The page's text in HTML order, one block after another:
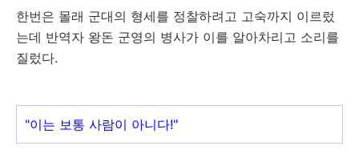
한번은 몰래 군대의 형세를 정찰하려고 고숙까지 이르렀
는데 반역자 왕돈 군영의 병사가 이를 알아차리고 소리를
질렀다.
"이는 보통 사람이 아니다!"